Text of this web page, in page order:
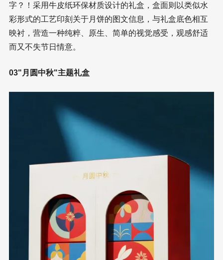
字？！采用牛皮纸环保材质设计的礼盒，盒面则以类似水
彩形式的工艺印刻关于月饼的图文信息，与礼盒底色相互
映衬，营造一种纯粹、原生、简单的视觉感受，观感舒适
而又不失节日情意。
03"月圆中秋"主题礼盒